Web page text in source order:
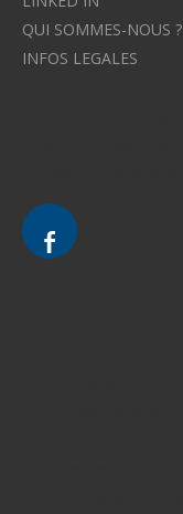
QUI SOMMES-NOUS ?
INFOS LEGALES